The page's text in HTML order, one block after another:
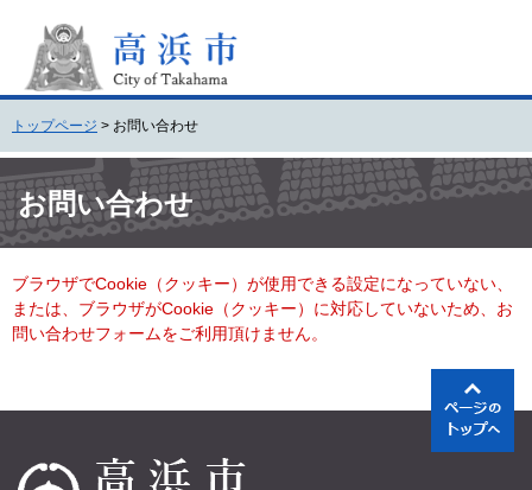
頭
で
す
。
飛
ば
し
て
本
へ
トップページ > お問い合わせ
文 お問い合わせ
ブラウザでCookie（クッキー）が使用できる設定になっていない、
または、ブラウザがCookie（クッキー）に対応していないため、お
問い合わせフォームをご利用頂けません。